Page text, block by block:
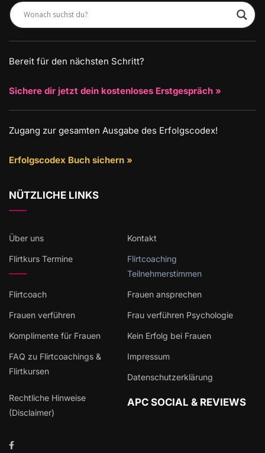
Bereit für den nächsten Schritt?
Sichere dir jetzt dein kostenloses Erstgespräch »
Zugang zur gesamten Ausgabe des Erfolgscodex!
Erfolgscodex Buch sichern »
NÜTZLICHE LINKS
Über uns Kontakt
Flirtkurs Termine
Flirtcoaching
Teilnehmerstimmen
Flirtcoach Frauen ansprechen
Frauen verführen Frau verführen Psychologie
Komplimente für Frauen Kein Erfolg bei Frauen
FAQ zu Flirtcoachings &
Flirtkursen
Impressum
Datenschutzerklärung
Rechtliche Hinweise
(Disclaimer)
APC SOCIAL & REVIEWS